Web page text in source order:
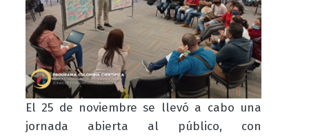
El 25 de noviembre se llevó a cabo una
jornada abierta al público, con